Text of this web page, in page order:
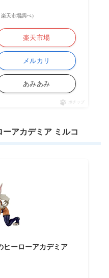
天市場調べ）
楽天市場
メルカリ
あみあみ
ポチップ
ーアカデミア ミルコ
ヒーローアカデミア